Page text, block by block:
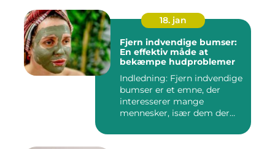
18. jan
Fjern indvendige bumser:
En effektiv måde at
bekæmpe hudproblemer
Indledning: Fjern indvendige
bumser er et emne, der
interesserer mange
mennesker, især dem der